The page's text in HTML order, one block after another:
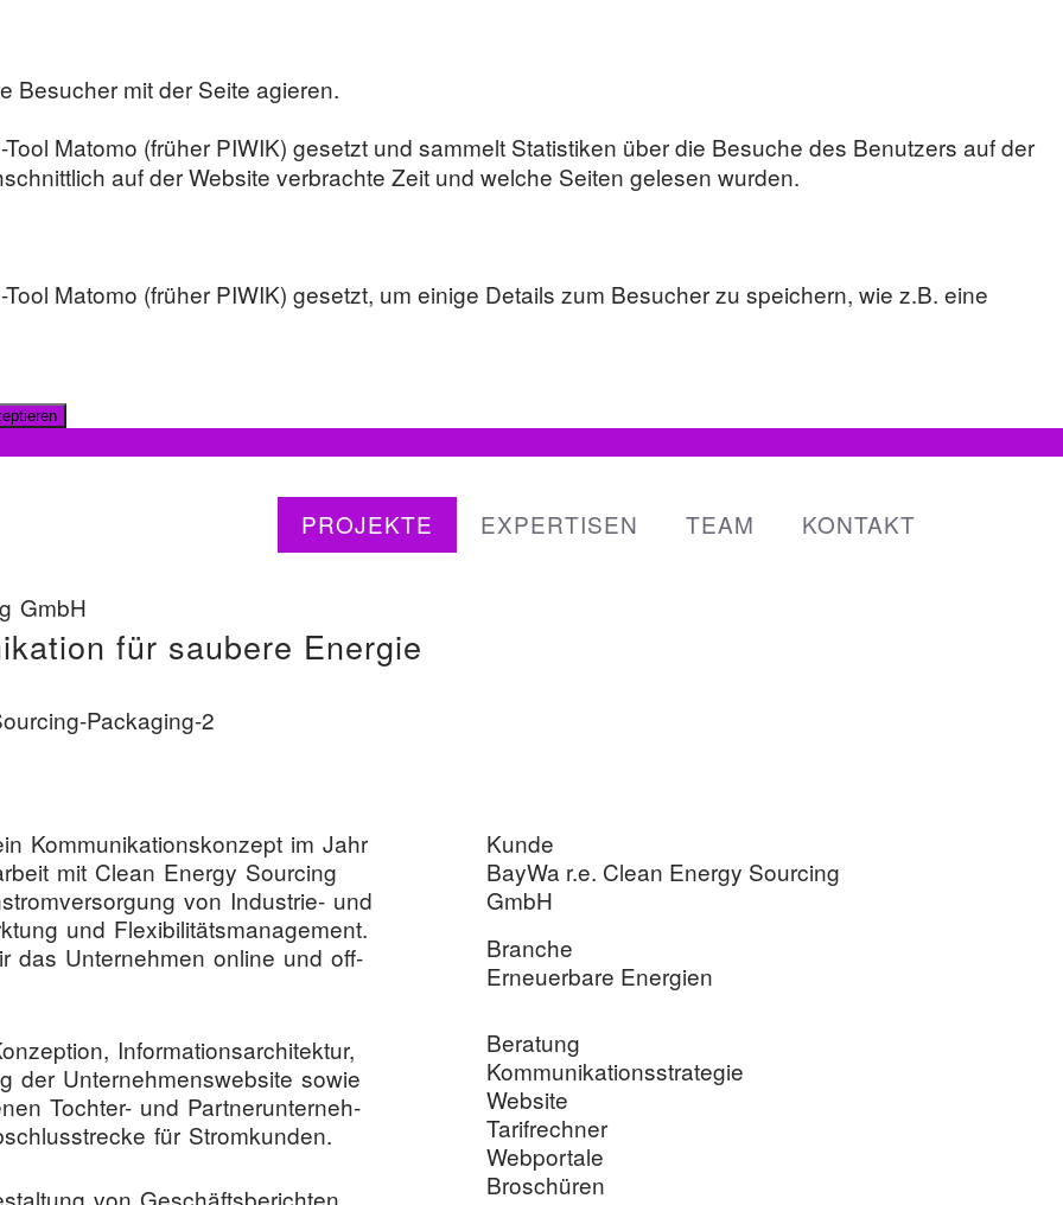
Besucher mit der Seite agieren.
Matomo (früher PIWIK) gesetzt und sammelt Statistiken über die Besuche des Benutzers auf der
auf der Website verbrachte Zeit und welche Seiten gelesen wurden.
Matomo (früher PIWIK) gesetzt, um einige Details zum Besucher zu speichern, wie z.B. eine
PROJEKTE EXPERTISEN TEAM KONTAKT
für sau­be­re Energie
GmbH
Kom­mu­ni­ka­ti­ons­kon­zept im Jahr
mit Clean Ener­gy Sourcing
von Indus­trie- und
und Fle­xi­bi­li­täts­ma­nage­ment.
das Unter­neh­men online und off­
Infor­ma­ti­ons­ar­chi­tek­tur,
der Unter­neh­mens­web­site sowie
Toch­ter- und Part­ner­un­ter­neh­
für Stromkunden.
von Geschäfts­be­rich­ten,
Kunde
Bay­Wa r.e. Clean Ener­gy Sourcing
GmbH
Branche
Erneu­er­ba­re Energien
Beratung
Kommunikationsstrategie
Website
Tarifrechner
Webportale
Broschüren